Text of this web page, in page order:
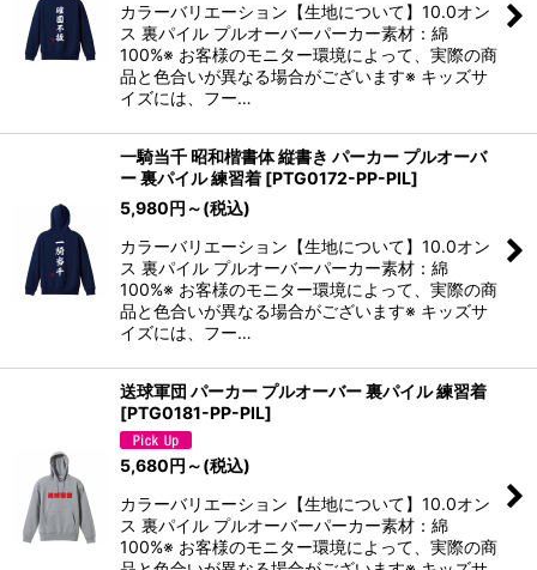
カラーバリエーション【生地について】10.0オン
ス 裏パイル プルオーバーパーカー素材：綿
100%※ お客様のモニター環境によって、実際の商
品と色合いが異なる場合がございます※ キッズサ
イズには、フー…
一騎当千 昭和楷書体 縦書き パーカー プルオーバ
ー 裏パイル 練習着 [PTG0172-PP-PIL]
5,980円 ～(税込)
カラーバリエーション【生地について】10.0オン
ス 裏パイル プルオーバーパーカー素材：綿
100%※ お客様のモニター環境によって、実際の商
品と色合いが異なる場合がございます※ キッズサ
イズには、フー…
送球軍団 パーカー プルオーバー 裏パイル 練習着
[PTG0181-PP-PIL]
5,680円 ～(税込)
カラーバリエーション【生地について】10.0オン
ス 裏パイル プルオーバーパーカー素材：綿
100%※ お客様のモニター環境によって、実際の商